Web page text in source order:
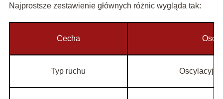
Najprostsze zestawienie głównych różnic wygląda tak:
Cecha
Typ ruchu